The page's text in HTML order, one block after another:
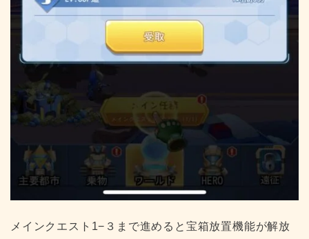
メインクエスト1−３まで進めると宝箱放置機能が解放